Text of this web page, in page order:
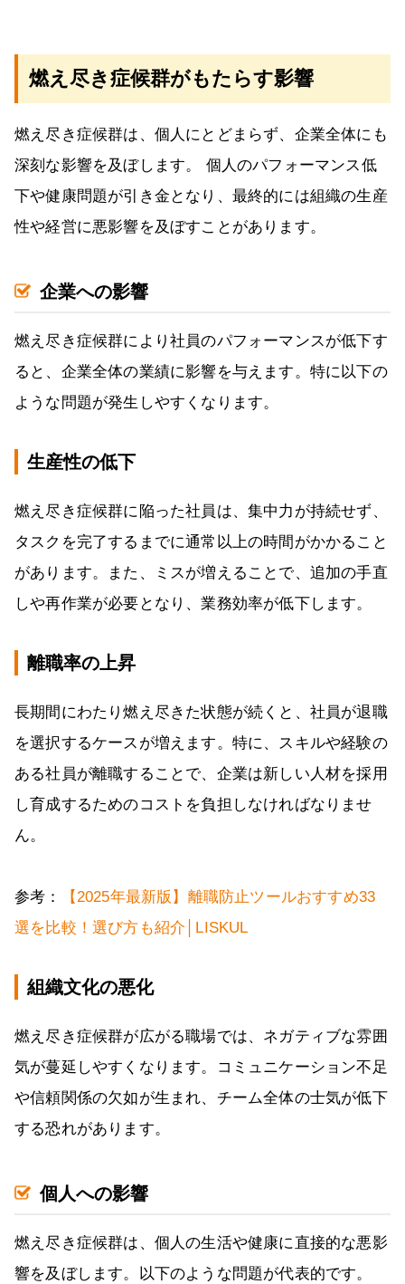
燃え尽き症候群がもたらす影響
燃え尽き症候群は、個人にとどまらず、企業全体にも
深刻な影響を及ぼします。 個人のパフォーマンス低
下や健康問題が引き金となり、最終的には組織の生産
性や経営に悪影響を及ぼすことがあります。
企業への影響
燃え尽き症候群により社員のパフォーマンスが低下す
ると、企業全体の業績に影響を与えます。特に以下の
ような問題が発生しやすくなります。
生産性の低下
燃え尽き症候群に陥った社員は、集中力が持続せず、
タスクを完了するまでに通常以上の時間がかかること
があります。また、ミスが増えることで、追加の手直
しや再作業が必要となり、業務効率が低下します。
離職率の上昇
長期間にわたり燃え尽きた状態が続くと、社員が退職
を選択するケースが増えます。特に、スキルや経験の
ある社員が離職することで、企業は新しい人材を採用
し育成するためのコストを負担しなければなりませ
ん。
参考：
【2025年最新版】離職防止ツールおすすめ33
選を比較！選び方も紹介│LISKUL
組織文化の悪化
燃え尽き症候群が広がる職場では、ネガティブな雰囲
気が蔓延しやすくなります。コミュニケーション不足
や信頼関係の欠如が生まれ、チーム全体の士気が低下
する恐れがあります。
個人への影響
燃え尽き症候群は、個人の生活や健康に直接的な悪影
響を及ぼします。以下のような問題が代表的です。